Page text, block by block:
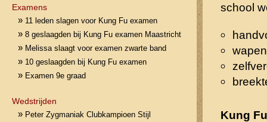
Examens
» 11 leden slagen voor Kung Fu examen
» 8 geslaagden bij Kung Fu examen Maastricht
» Melissa slaagt voor examen zwarte band
» 10 geslaagden bij Kung Fu examen
» Examen 9e graad
Wedstrijden
» Peter Zygmaniak Clubkampioen Stijl
school
Kung